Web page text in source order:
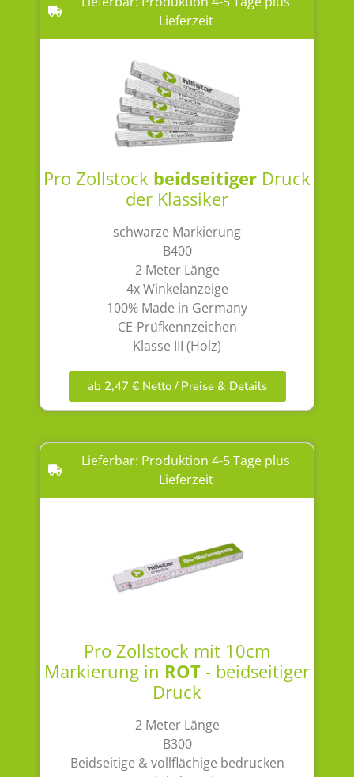
Lieferzeit
Pro Zollstock beidseitiger Druck
der Klassiker
schwarze Markierung
B400
2 Meter Länge
4x Winkelanzeige
100% Made in Germany
CE-Prüfkennzeichen
Klasse III (Holz)
ab 2,47 € Netto / Preise & Details
Lieferbar: Produktion 4-5 Tage plus
Lieferzeit
Pro Zollstock mit 10cm
Markierung in ROT- beidseitiger
Druck
2 Meter Länge
B300
Beidseitige & vollflächige bedrucken